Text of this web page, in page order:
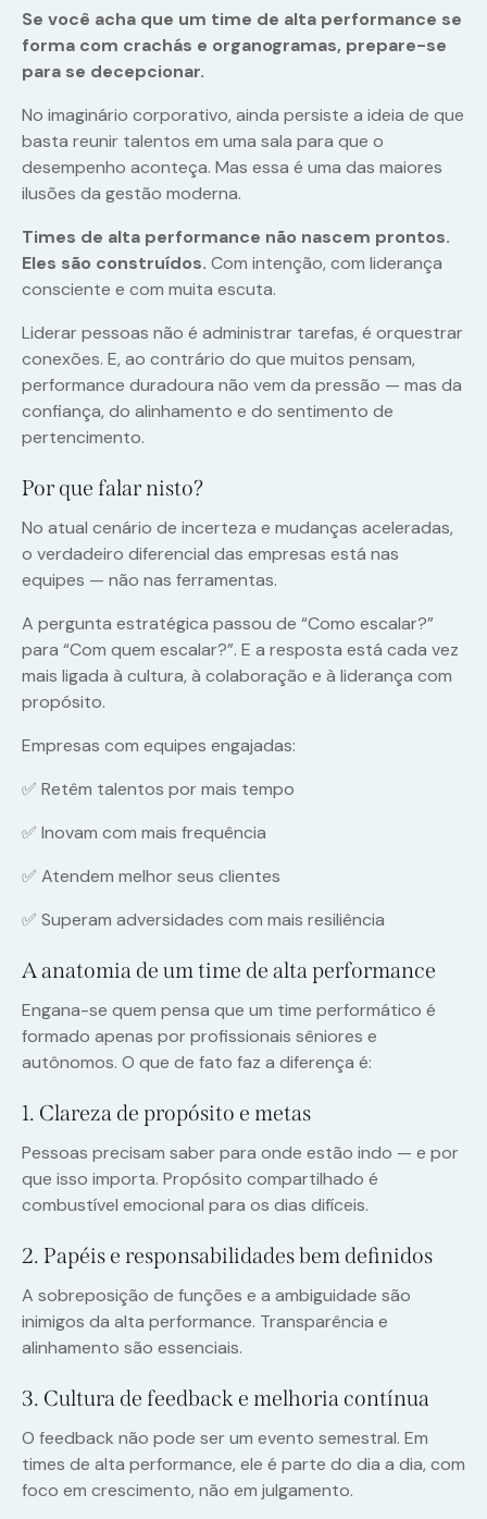
Se você acha que um time de alta performance se
forma com crachás e organogramas, prepare-se
para se decepcionar.
No imaginário corporativo, ainda persiste a ideia de que
basta reunir talentos em uma sala para que o
desempenho aconteça. Mas essa é uma das maiores
ilusões da gestão moderna.
Times de alta performance não nascem prontos.
Eles são construídos. Com intenção, com liderança
consciente e com muita escuta.
Liderar pessoas não é administrar tarefas, é orquestrar
conexões. E, ao contrário do que muitos pensam,
performance duradoura não vem da pressão — mas da
confiança, do alinhamento e do sentimento de
pertencimento.
Por que falar nisto?
No atual cenário de incerteza e mudanças aceleradas,
o verdadeiro diferencial das empresas está nas
equipes — não nas ferramentas.
A pergunta estratégica passou de “Como escalar?”
para “Com quem escalar?”. E a resposta está cada vez
mais ligada à cultura, à colaboração e à liderança com
propósito.
Empresas com equipes engajadas:
✅ Retêm talentos por mais tempo
✅ Inovam com mais frequência
✅ Atendem melhor seus clientes
✅ Superam adversidades com mais resiliência
A anatomia de um time de alta performance
Engana-se quem pensa que um time performático é
formado apenas por profissionais sêniores e
autônomos. O que de fato faz a diferença é:
1. Clareza de propósito e metas
Pessoas precisam saber para onde estão indo — e por
que isso importa. Propósito compartilhado é
combustível emocional para os dias difíceis.
2. Papéis e responsabilidades bem definidos
A sobreposição de funções e a ambiguidade são
inimigos da alta performance. Transparência e
alinhamento são essenciais.
3. Cultura de feedback e melhoria contínua
O feedback não pode ser um evento semestral. Em
times de alta performance, ele é parte do dia a dia, com
foco em crescimento, não em julgamento.